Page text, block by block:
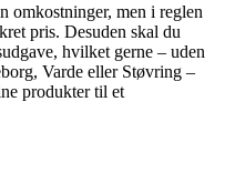
omkostninger, men i reglen
pris. Desuden skal du
hvilket gerne – uden
Varde eller Støvring –
produkter til et